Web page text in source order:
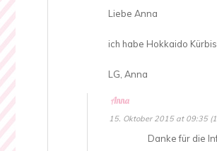
Liebe Anna
ich habe Hokkaido
LG, Anna
Anna
15. Oktober 2015 at 09:35
Danke für die